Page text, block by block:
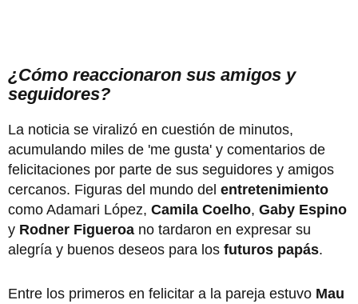
¿Cómo reaccionaron sus amigos y
seguidores?
La noticia se viralizó en cuestión de minutos,
acumulando miles de 'me gusta' y comentarios de
felicitaciones por parte de sus seguidores y amigos
cercanos. Figuras del mundo del entretenimiento
como Adamari López, Camila Coelho, Gaby Espino
y Rodner Figueroa no tardaron en expresar su
alegría y buenos deseos para los futuros papás.
Entre los primeros en felicitar a la pareja estuvo Mau